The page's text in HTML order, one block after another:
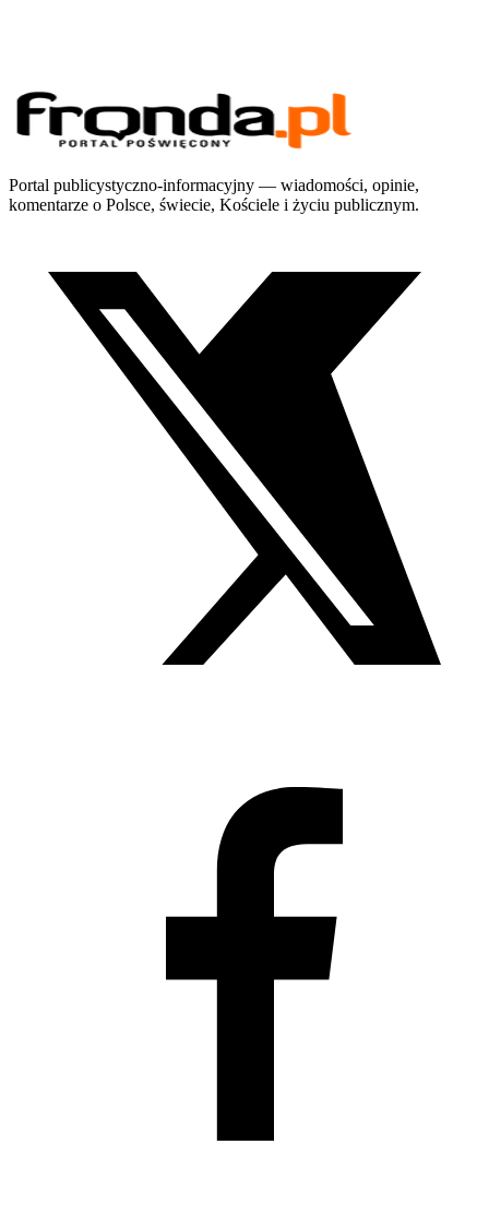
Portal publicystyczno-informacyjny — wiadomości, opinie,
komentarze o Polsce, świecie, Kościele i życiu publicznym.